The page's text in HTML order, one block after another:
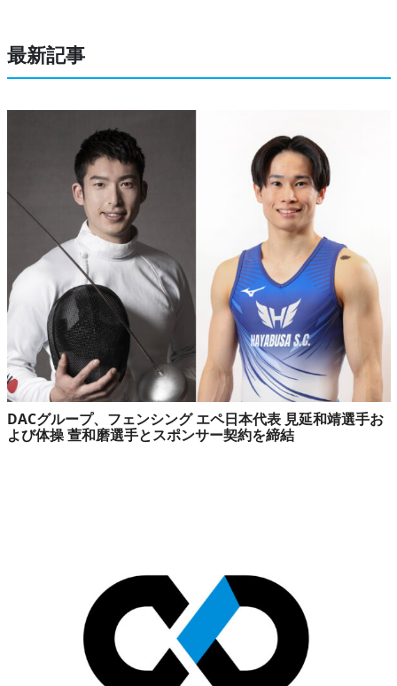
最新記事
DACグループ、フェンシング エペ日本代表 見延和靖選手お
よび体操 萱和磨選手とスポンサー契約を締結